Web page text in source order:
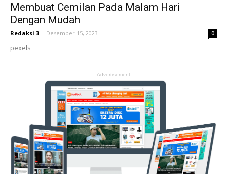
Membuat Cemilan Pada Malam Hari
Dengan Mudah
Redaksi 3 - Desember 15, 2023 0
pexels
- Advertisement -